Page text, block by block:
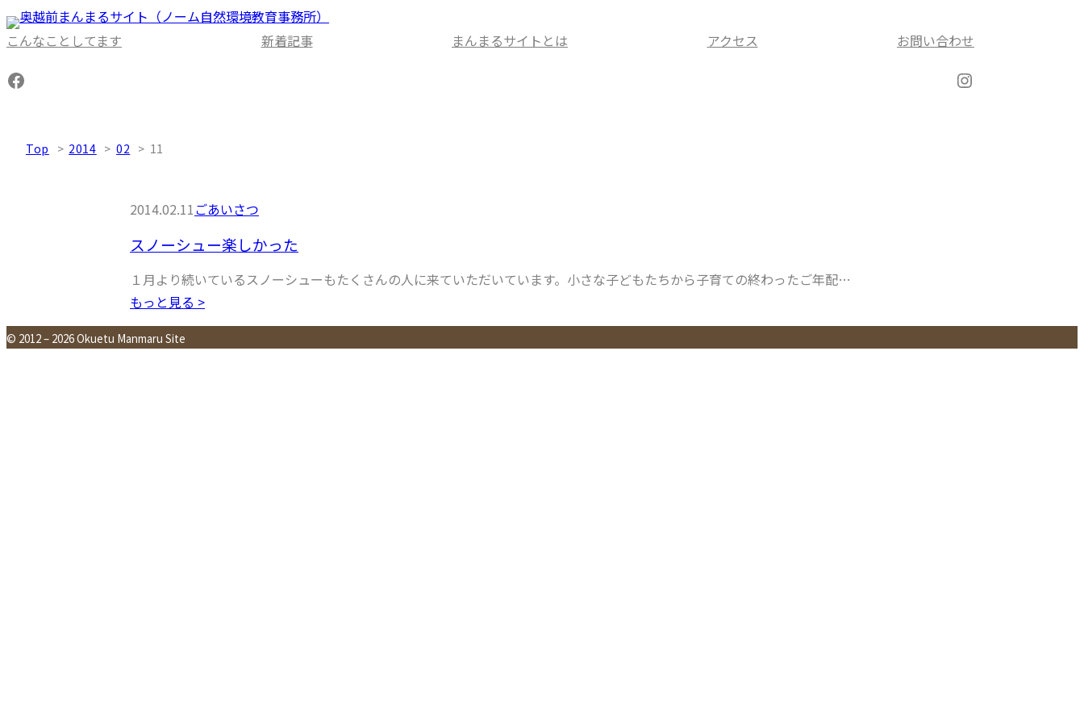
内
容
ス
こんなことしてます 新着記事 まんまるサイトとは アクセス お問い合わせ
Facebook Instagram
Top 2014 02 11
2014.02.11ごあいさつ
スノーシュー楽しかった
１月より続いているスノーシューもたくさんの人に来ていただいています。小さな子どもたちから子育ての終わったご年配…
もっと見る >
© 2012 – 2026 Okuetu Manmaru Site